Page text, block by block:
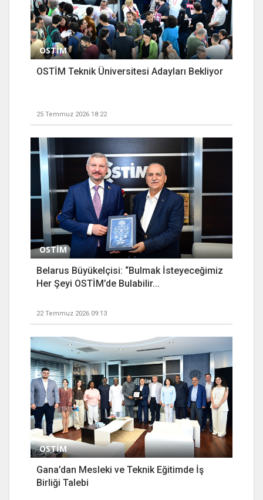
OSTİM
OSTİM Teknik Üniversitesi Adayları Bekliyor
25 Temmuz 2026 18:22
OSTİM
Belarus Büyükelçisi: “Bulmak İsteyeceğimiz
Her Şeyi OSTİM’de Bulabilir...
22 Temmuz 2026 09:13
OSTİM
Gana’dan Mesleki ve Teknik Eğitimde İş
Birliği Talebi